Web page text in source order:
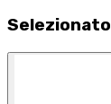
Selezionato